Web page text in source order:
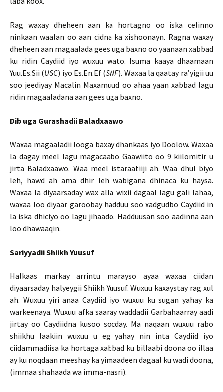
Rag waxay dheheen aan ka hortagno oo iska celinno
ninkaan waalan oo aan cidna ka xishoonayn. Ragna waxay
dheheen aan magaalada gees uga baxno oo yaanaan xabbad
ku ridin Caydiid iyo wuxuu wato. Isuma kaaya dhaamaan
Yuu.Es.Sii (USC) iyo Es.En.Ef (SNF). Waxaa la qaatay ra’yigii uu
soo jeediyay Macalin Maxamuud oo ahaa yaan xabbad lagu
ridin magaaladana aan gees uga baxno.
Dib uga Gurashadii Baladxaawo
Waxaa magaaladii looga baxay dhankaas iyo Doolow. Waxaa
la dagay meel lagu magacaabo Gaawiito oo 9 kiilomitir u
jirta Baladxaawo. Waa meel istaraatiiji ah. Waa dhul biyo
leh, hawd ah ama dhir leh wabigana dhinaca ku haysa.
Waxaa la diyaarsaday wax alla wixii dagaal lagu gali lahaa,
waxaa loo diyaar garoobay hadduu soo xadgudbo Caydiid in
la iska dhiciyo oo lagu jihaado. Hadduusan soo aadinna aan
loo dhawaaqin.
Sariyyadii Shiikh Yuusuf
Halkaas markay arrintu marayso ayaa waxaa ciidan
diyaarsaday halyeygii Shiikh Yuusuf. Wuxuu kaxaystay rag xul
ah. Wuxuu yiri anaa Caydiid iyo wuxuu ku sugan yahay ka
warkeenaya. Wuxuu afka saaray waddadii Garbahaarray aadi
jirtay oo Caydiidna kusoo socday. Ma naqaan wuxuu rabo
shiikhu laakiin wuxuu u eg yahay nin inta Caydiid iyo
ciidammadiisa ka hortaga xabbad ku billaabi doona oo illaa
ay ku noqdaan meeshay ka yimaadeen dagaal ku wadi doona,
(immaa shahaada wa imma-nasri).